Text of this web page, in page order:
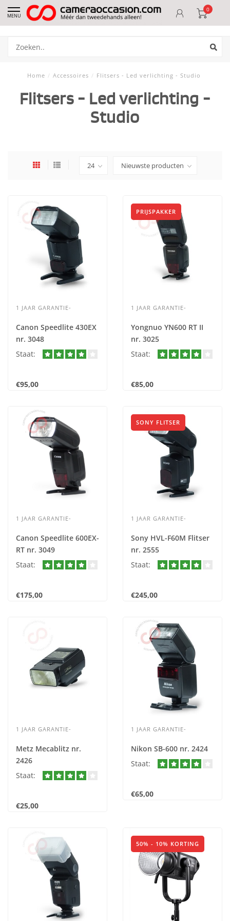
MENU
0
Home / Accessoires / Flitsers - Led verlichting - Studio
Flitsers - Led verlichting -
Studio
1 JAAR GARANTIE-
Canon Speedlite 430EX
nr. 3048
Staat:
€95,00
PRIJSPAKKER
1 JAAR GARANTIE-
Yongnuo YN600 RT II
nr. 3025
Staat:
€85,00
1 JAAR GARANTIE-
Canon Speedlite 600EX-
RT nr. 3049
Staat:
€175,00
SONY FLITSER
1 JAAR GARANTIE-
Sony HVL-F60M Flitser
nr. 2555
Staat:
€245,00
1 JAAR GARANTIE-
Metz Mecablitz nr.
2426
Staat:
€25,00
1 JAAR GARANTIE-
Nikon SB-600 nr. 2424
Staat:
€65,00
50% - 10% KORTING